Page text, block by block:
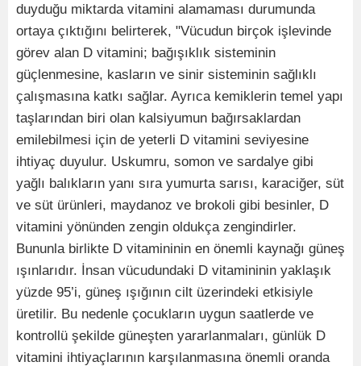
duyduğu miktarda vitamini alamaması durumunda
ortaya çıktığını belirterek, "Vücudun birçok işlevinde
görev alan D vitamini; bağışıklık sisteminin
güçlenmesine, kasların ve sinir sisteminin sağlıklı
çalışmasına katkı sağlar. Ayrıca kemiklerin temel yapı
taşlarından biri olan kalsiyumun bağırsaklardan
emilebilmesi için de yeterli D vitamini seviyesine
ihtiyaç duyulur. Uskumru, somon ve sardalye gibi
yağlı balıkların yanı sıra yumurta sarısı, karaciğer, süt
ve süt ürünleri, maydanoz ve brokoli gibi besinler, D
vitamini yönünden zengin oldukça zengindirler.
Bununla birlikte D vitamininin en önemli kaynağı güneş
ışınlarıdır. İnsan vücudundaki D vitamininin yaklaşık
yüzde 95’i, güneş ışığının cilt üzerindeki etkisiyle
üretilir. Bu nedenle çocukların uygun saatlerde ve
kontrollü şekilde güneşten yararlanmaları, günlük D
vitamini ihtiyaçlarının karşılanmasına önemli oranda